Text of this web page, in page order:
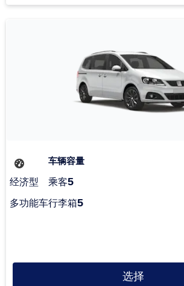
经济型
多功能车
车辆容量
乘客5
行李箱5
选择